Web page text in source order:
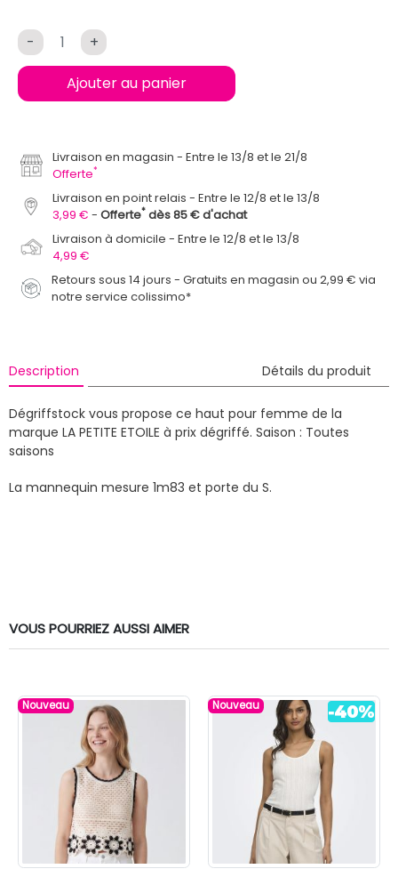
- +
Ajouter au panier
Livraison en magasin
Entre le 13/8 et le 21/8
Offerte*
Livraison en point relais
Entre le 12/8 et le 13/8
3,99 €
Offerte* dès 85 € d'achat
Livraison à domicile
Entre le 12/8 et le 13/8
4,99 €
Retours sous 14 jours - Gratuits en magasin ou 2,99 € via
notre service colissimo*
Description Détails du produit
Dégriffstock vous propose ce haut pour femme de la
marque LA PETITE ETOILE à prix dégriffé. Saison : Toutes
saisons
La mannequin mesure 1m83 et porte du S.
VOUS POURRIEZ AUSSI AIMER
Nouveau Nouveau